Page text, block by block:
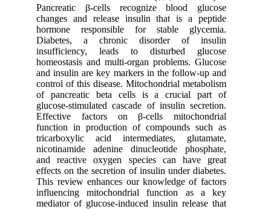
Pancreatic β-cells recognize blood glucose
changes and release insulin that is a peptide
hormone responsible for stable glycemia.
Diabetes, a chronic disorder of insulin
insufficiency, leads to disturbed glucose
homeostasis and multi-organ problems. Glucose
and insulin are key markers in the follow-up and
control of this disease. Mitochondrial metabolism
of pancreatic beta cells is a crucial part of
glucose-stimulated cascade of insulin secretion.
Effective factors on β-cells mitochondrial
function in production of compounds such as
tricarboxylic acid intermediates, glutamate,
nicotinamide adenine dinucleotide phosphate,
and reactive oxygen species can have great
effects on the secretion of insulin under diabetes.
This review enhances our knowledge of factors
influencing mitochondrial function as a key
mediator of glucose-induced insulin release that